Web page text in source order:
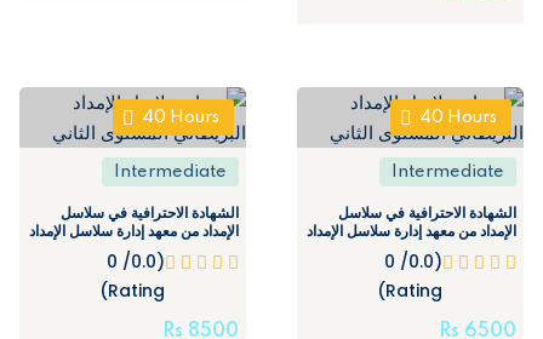
40 Hours
Intermediate
الشهادة الاحترافية في سلاسل
الإمداد من معهد إدارة سلاسل الإمداد
البريطاني – Professional
Certificate in Supply chain
(0.0/ 0
Rating)
6500
Rs
40 Hours
Intermediate
الشهادة الاحترافية في سلاسل
الإمداد من معهد إدارة سلاسل الإمداد
البريطاني – Professional
Certificate in Supply chain
(0.0/ 0
Rating)
8500
Rs